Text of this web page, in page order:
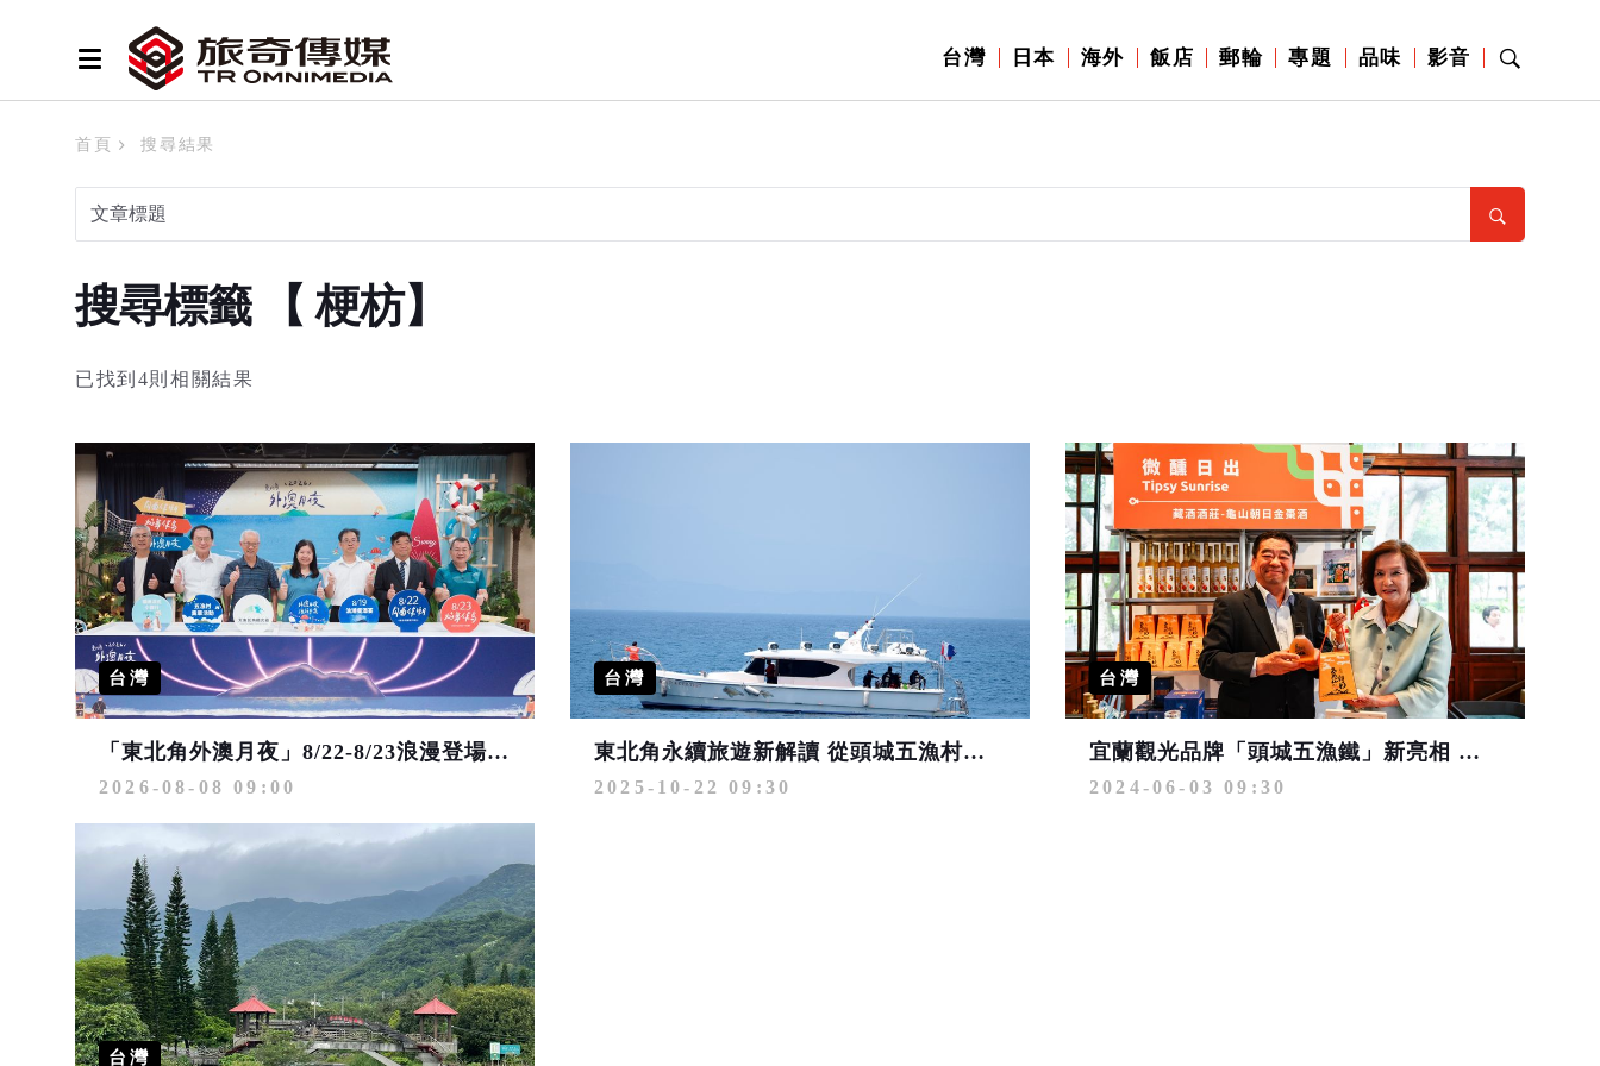
台灣 日本 海外 飯店 郵輪 專題 品味 影音
首頁 搜尋結果
搜尋標籤 【 梗枋】
已找到4則相關結果
台灣
「東北角外澳月夜」8/22-8/23浪漫登場 串聯五漁村、音樂、市集、火舞與慢旅共度夏夜
2026-08-08 09:00
台灣
東北角永續旅遊新解讀 從頭城五漁村到鼻頭南雅的海岸生活讀本
2025-10-22 09:30
台灣
宜蘭觀光品牌「頭城五漁鐵」新亮相 ！攜手在地商家推限量商品
2024-06-03 09:30
台灣